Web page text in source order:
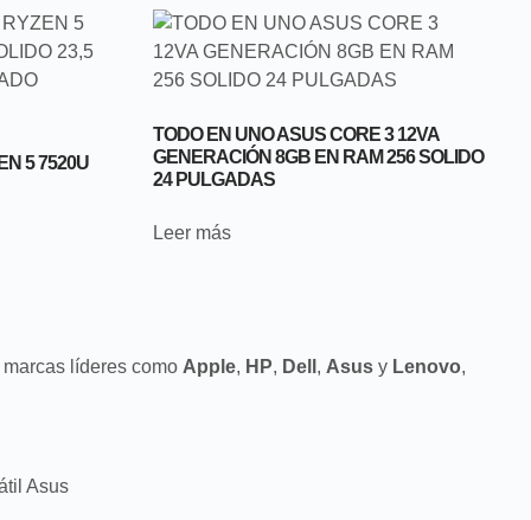
5 7520U
TODO EN UNO ASUS CORE 3 12VA
GENERACIÓN 8GB EN RAM 256 SOLIDO
24 PULGADAS
Leer más
líderes como Apple, HP, Dell , Asus y Lenovo,
Asus